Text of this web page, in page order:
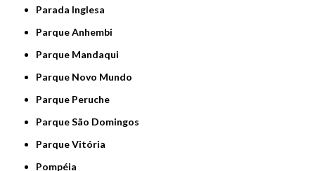
Parada Inglesa
Parque Anhembi
Parque Mandaqui
Parque Novo Mundo
Parque Peruche
Parque São Domingos
Parque Vitória
Pompéia